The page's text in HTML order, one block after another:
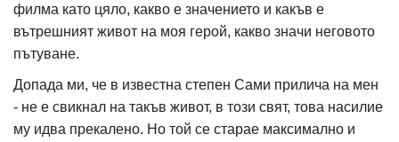
филма като цяло, какво е значението и какъв е
вътрешният живот на моя герой, какво значи неговото
пътуване.
Допада ми, че в известна степен Сами прилича на мен
- не е свикнал на такъв живот, в този свят, това насилие
му идва прекалено. Но той се старае максимално и